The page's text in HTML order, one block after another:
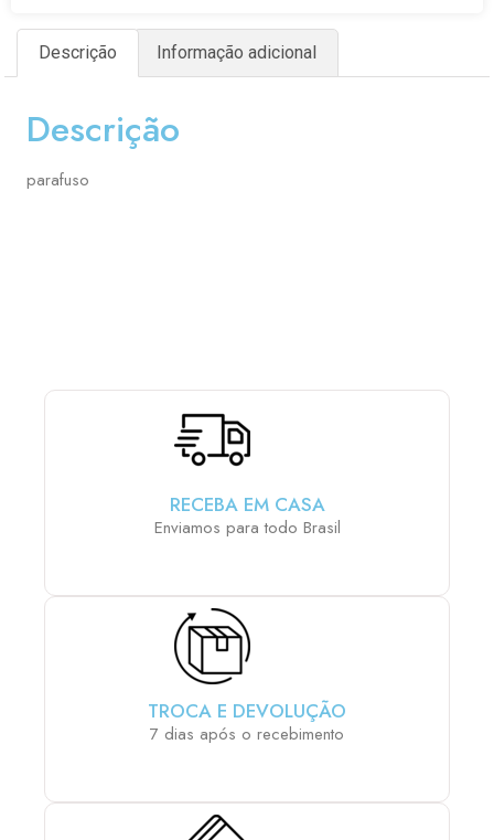
Descrição Informação adicional
Descrição
parafuso
RECEBA EM CASA
Enviamos para todo Brasil
TROCA E DEVOLUÇÃO
7 dias após o recebimento